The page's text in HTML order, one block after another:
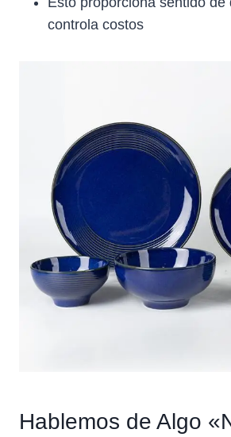
controla costos
Hablemos de Algo